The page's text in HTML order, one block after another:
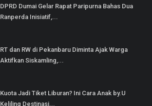
DPRD Dumai Gelar Rapat Paripurna Bahas Dua
Ranperda Inisiatif,...
RT dan RW di Pekanbaru Diminta Ajak Warga
Aktifkan Siskamling,...
Kuota Jadi Tiket Liburan? Ini Cara Anak by.U
Keliling Destinasi...